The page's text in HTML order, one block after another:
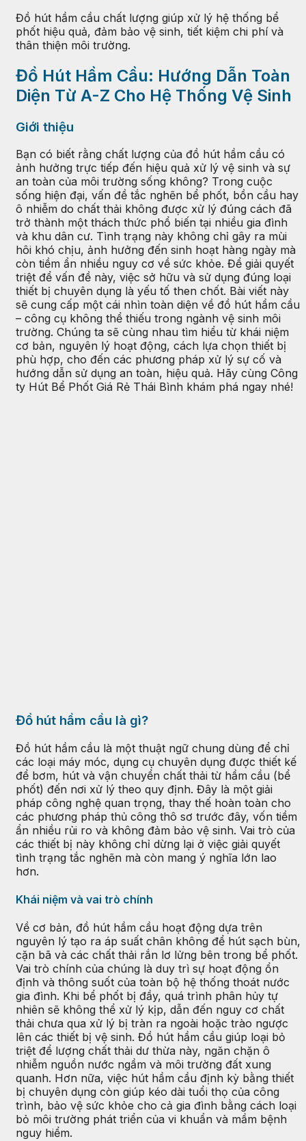
Đồ hút hầm cầu chất lượng giúp xử lý hệ thống bể
phốt hiệu quả, đảm bảo vệ sinh, tiết kiệm chi phí và
thân thiện môi trường.
Đồ Hút Hầm Cầu: Hướng Dẫn Toàn
Diện Từ A-Z Cho Hệ Thống Vệ Sinh
Giới thiệu
Bạn có biết rằng chất lượng của đồ hút hầm cầu có
ảnh hưởng trực tiếp đến hiệu quả xử lý vệ sinh và sự
an toàn của môi trường sống không? Trong cuộc
sống hiện đại, vấn đề tắc nghẽn bể phốt, bồn cầu hay
ô nhiễm do chất thải không được xử lý đúng cách đã
trở thành một thách thức phổ biến tại nhiều gia đình
và khu dân cư. Tình trạng này không chỉ gây ra mùi
hôi khó chịu, ảnh hưởng đến sinh hoạt hàng ngày mà
còn tiềm ẩn nhiều nguy cơ về sức khỏe. Để giải quyết
triệt để vấn đề này, việc sở hữu và sử dụng đúng loại
thiết bị chuyên dụng là yếu tố then chốt. Bài viết này
sẽ cung cấp một cái nhìn toàn diện về đồ hút hầm cầu
– công cụ không thể thiếu trong ngành vệ sinh môi
trường. Chúng ta sẽ cùng nhau tìm hiểu từ khái niệm
cơ bản, nguyên lý hoạt động, cách lựa chọn thiết bị
phù hợp, cho đến các phương pháp xử lý sự cố và
hướng dẫn sử dụng an toàn, hiệu quả. Hãy cùng Công
ty Hút Bể Phốt Giá Rẻ Thái Bình khám phá ngay nhé!
Đồ hút hầm cầu là gì?
Đồ hút hầm cầu là một thuật ngữ chung dùng để chỉ
các loại máy móc, dụng cụ chuyên dụng được thiết kế
để bơm, hút và vận chuyển chất thải từ hầm cầu (bể
phốt) đến nơi xử lý theo quy định. Đây là một giải
pháp công nghệ quan trọng, thay thế hoàn toàn cho
các phương pháp thủ công thô sơ trước đây, vốn tiềm
ẩn nhiều rủi ro và không đảm bảo vệ sinh. Vai trò của
các thiết bị này không chỉ dừng lại ở việc giải quyết
tình trạng tắc nghẽn mà còn mang ý nghĩa lớn lao
hơn.
Khái niệm và vai trò chính
Về cơ bản, đồ hút hầm cầu hoạt động dựa trên
nguyên lý tạo ra áp suất chân không để hút sạch bùn,
cặn bã và các chất thải rắn lơ lửng bên trong bể phốt.
Vai trò chính của chúng là duy trì sự hoạt động ổn
định và thông suốt của toàn bộ hệ thống thoát nước
gia đình. Khi bể phốt bị đầy, quá trình phân hủy tự
nhiên sẽ không thể xử lý kịp, dẫn đến nguy cơ chất
thải chưa qua xử lý bị tràn ra ngoài hoặc trào ngược
lên các thiết bị vệ sinh. Đồ hút hầm cầu giúp loại bỏ
triệt để lượng chất thải dư thừa này, ngăn chặn ô
nhiễm nguồn nước ngầm và môi trường đất xung
quanh. Hơn nữa, việc hút hầm cầu định kỳ bằng thiết
bị chuyên dụng còn giúp kéo dài tuổi thọ của công
trình, bảo vệ sức khỏe cho cả gia đình bằng cách loại
bỏ môi trường phát triển của vi khuẩn và mầm bệnh
nguy hiểm.